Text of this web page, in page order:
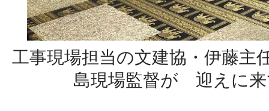
工事現場担当の文建協・伊藤主
島現場監督が 迎えに